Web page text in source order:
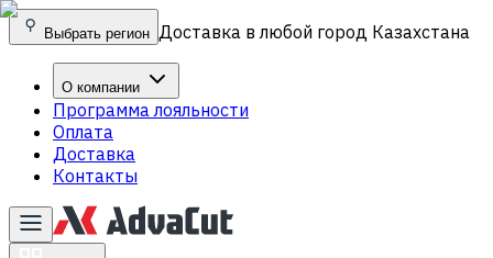
Выбрать регион Доставка в любой город Казахстана
О компании
Программа лояльности
Оплата
Доставка
Контакты